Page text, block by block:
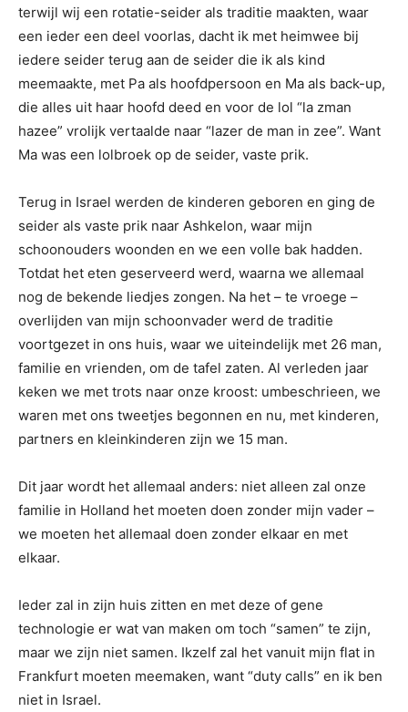
terwijl wij een rotatie-seider als traditie maakten, waar
een ieder een deel voorlas, dacht ik met heimwee bij
iedere seider terug aan de seider die ik als kind
meemaakte, met Pa als hoofdpersoon en Ma als back-up,
die alles uit haar hoofd deed en voor de lol “la zman
hazee” vrolijk vertaalde naar “lazer de man in zee”. Want
Ma was een lolbroek op de seider, vaste prik.
Terug in Israel werden de kinderen geboren en ging de
seider als vaste prik naar Ashkelon, waar mijn
schoonouders woonden en we een volle bak hadden.
Totdat het eten geserveerd werd, waarna we allemaal
nog de bekende liedjes zongen. Na het – te vroege –
overlijden van mijn schoonvader werd de traditie
voortgezet in ons huis, waar we uiteindelijk met 26 man,
familie en vrienden, om de tafel zaten. Al verleden jaar
keken we met trots naar onze kroost: umbeschrieen, we
waren met ons tweetjes begonnen en nu, met kinderen,
partners en kleinkinderen zijn we 15 man.
Dit jaar wordt het allemaal anders: niet alleen zal onze
familie in Holland het moeten doen zonder mijn vader –
we moeten het allemaal doen zonder elkaar en met
elkaar.
Ieder zal in zijn huis zitten en met deze of gene
technologie er wat van maken om toch “samen” te zijn,
maar we zijn niet samen. Ikzelf zal het vanuit mijn flat in
Frankfurt moeten meemaken, want “duty calls” en ik ben
niet in Israel.